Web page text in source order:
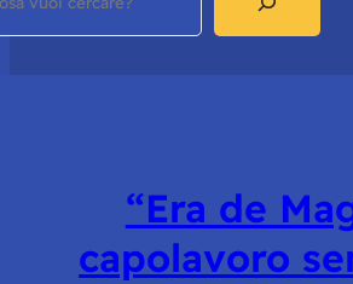
“Era de
capolavoro